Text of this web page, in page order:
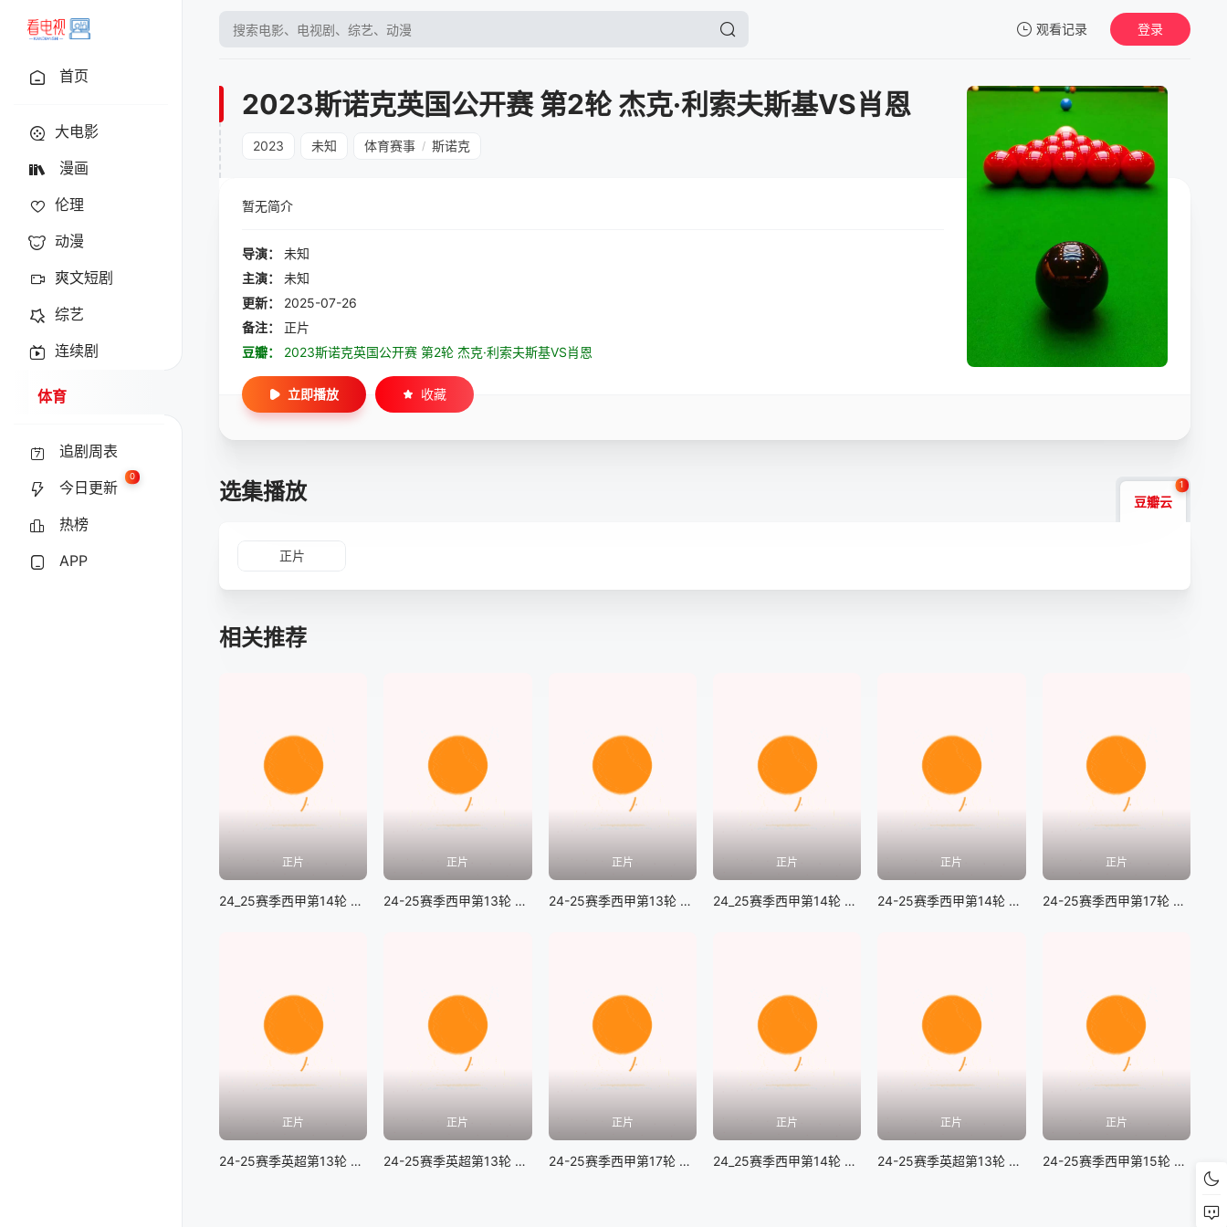
观看记录 登录
首页
大电影
漫画
伦理
动漫
爽文短剧
综艺
连续剧
体育
追剧周表
今日更新
0
热榜
APP
2023斯诺克英国公开赛 第2轮 杰克·利索夫斯基VS肖恩
2023 未知 体育赛事 / 斯诺克
暂无简介
导演：
未知
主演：
未知
更新：
2025-07-26
备注：
正片
豆瓣：
2023斯诺克英国公开赛 第2轮 杰克·利索夫斯基VS肖恩
立即播放 收藏
选集播放 豆瓣云
1
正片
相关推荐
正片
24_25赛季西甲第14轮 毕尔巴鄂vs皇家社会
正片
24-25赛季西甲第13轮 巴列卡诺vs拉斯帕尔马斯
正片
24-25赛季西甲第13轮 比利亚雷亚尔vs阿拉维斯
正片
24_25赛季西甲第14轮 塞维利亚vs巴列卡诺
正片
24-25赛季西甲第14轮 拉斯帕尔马斯VS马略卡
正片
24-25赛季西甲第17轮 巴塞罗那vs莱加内斯
正片
24-25赛季英超第13轮 布莱顿VS南安普顿
正片
24-25赛季英超第13轮 热刺vs富勒姆
正片
24-25赛季西甲第17轮 巴拉多利德vs瓦伦西亚
正片
24_25赛季西甲第14轮 莱加内斯vs皇家马德里
正片
24-25赛季英超第13轮 利物浦vs曼城
正片
24-25赛季西甲第15轮 塞维利亚vs奥萨苏纳